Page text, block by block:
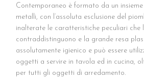
Contemporaneo è formato da un
metalli, con l’assoluta esclusione del
inalterate le caratteristiche peculiari che
contraddistinguono e la grande resa
assolutamente igienico e può essere
oggetti a servire in tavola ed in cucina,
per tutti gli oggetti di arredamento.